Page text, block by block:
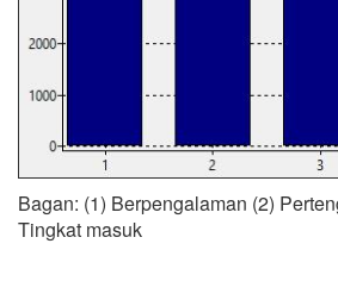
Bagan: (1) Berpengalaman (2)
Tingkat masuk